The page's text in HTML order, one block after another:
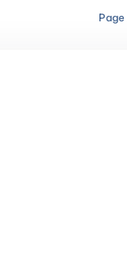
Page